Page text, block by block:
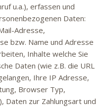
u.a.), erfassen und
Daten:
Adresse,
bzw. Name und Adresse
Inhalte welche Sie
Daten (wie z.B. die URL
Ihre IP Adresse,
Browser Typ,
Daten zur Zahlungsart und